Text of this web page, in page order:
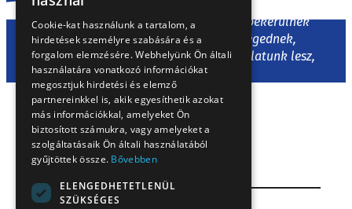
nem találsz megfelelő nyitott pozíciót, akkor is érdemes
jelentkezésedet elküldened. Adataid bekerülnek
adatbázisunkba és amint végzettségednek,
tapasztalatodnak megfelelő állásajánlatunk lesz,
értesítünk!
KARRIER
SK
RO
Cookie-kat használunk a tartalom, a
hirdetések személyre szabására és a
forgalom elemzésére. Webhelyünk Ön általi
használatára vonatkozó információkat
megosztjuk hirdetési és elemző
partnereinkkel is, akik egyesíthetik azokat
más információkkal, amelyeket Ön
biztosított számukra, vagy amelyeket a
szolgáltatásaik Ön általi használatából
gyűjtöttek össze. Bővebben
ELENGEDHETETLENÜL
SZÜKSÉGES